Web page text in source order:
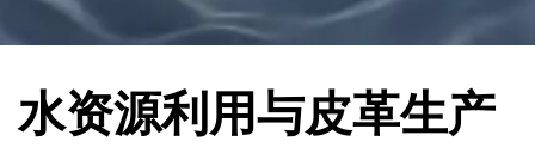
水资源利用与皮革生产